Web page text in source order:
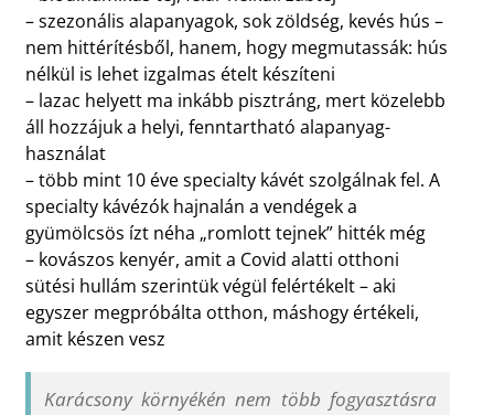
– szezonális alapanyagok, sok zöldség, kevés hús –
nem hittérítésből, hanem, hogy megmutassák: hús
nélkül is lehet izgalmas ételt készíteni
– lazac helyett ma inkább pisztráng, mert közelebb
áll hozzájuk a helyi, fenntartható alapanyag-
használat
– több mint 10 éve specialty kávét szolgálnak fel. A
specialty kávézók hajnalán a vendégek a
gyümölcsös ízt néha „romlott tejnek” hitték még
– kovászos kenyér, amit a Covid alatti otthoni
sütési hullám szerintük végül felértékelt – aki
egyszer megpróbálta otthon, máshogy értékeli,
amit készen vesz
Karácsony környékén nem több fogyasztásra